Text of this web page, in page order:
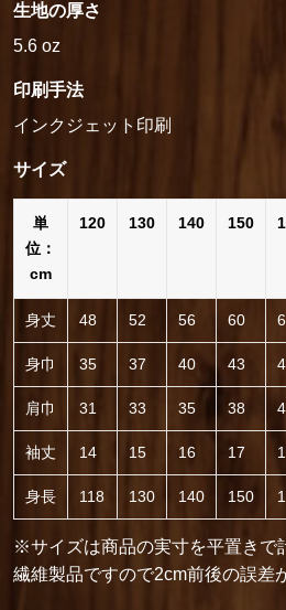
生地の厚さ
5.6 oz
印刷手法
インクジェット印刷
サイズ
単
位：
cm
120 130 140 150
身丈 48 52 56 60
身巾 35 37 40 43
肩巾 31 33 35 38
袖丈 14 15 16 17
身長 118 130 140 150
※サイズは商品の実寸を平置きで
繊維製品ですので2cm前後の誤差